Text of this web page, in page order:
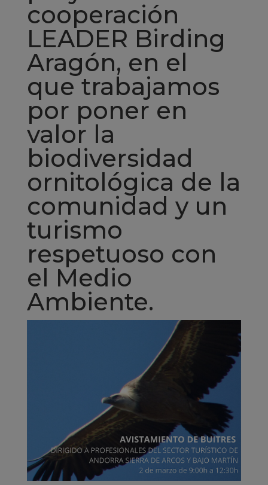
cooperación
LEADER Birding
Aragón, en el
que trabajamos
por poner en
valor la
biodiversidad
ornitológica de la
comunidad y un
turismo
respetuoso con
el Medio
Ambiente.